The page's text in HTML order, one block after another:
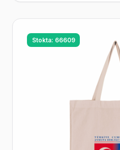
Stokta: 66609